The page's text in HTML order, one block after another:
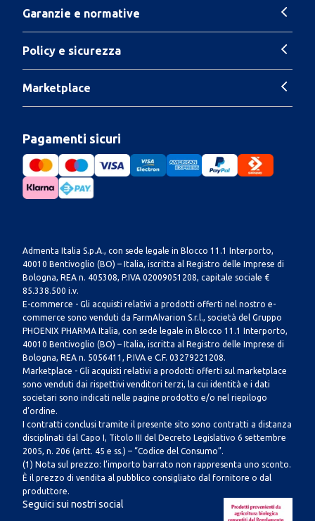
Garanzie e normative
Policy e sicurezza
Marketplace
Pagamenti sicuri
Admenta Italia S.p.A., con sede legale in Blocco 11.1 Interporto,
40010 Bentivoglio (BO) – Italia, iscritta al Registro delle Imprese di
Bologna, REA n. 405308, P.IVA 02009051208, capitale sociale €
85.338.500 i.v.
E-commerce - Gli acquisti relativi a prodotti offerti nel nostro e-
commerce sono venduti da FarmAlvarion S.r.l., società del Gruppo
PHOENIX PHARMA Italia, con sede legale in Blocco 11.1 Interporto,
40010 Bentivoglio (BO) – Italia, iscritta al Registro delle Imprese di
Bologna, REA n. 5056411, P.IVA e C.F. 03279221208.
Marketplace - Gli acquisti relativi a prodotti offerti sul marketplace
sono venduti dai rispettivi venditori terzi, la cui identità e i dati
societari sono indicati nelle pagine prodotto e/o nel riepilogo
d’ordine.
I contratti conclusi tramite il presente sito sono contratti a distanza
disciplinati dal Capo I, Titolo III del Decreto Legislativo 6 settembre
2005, n. 206 (artt. 45 e ss.) – “Codice del Consumo”.
(1) Nota sul prezzo: l’importo barrato non rappresenta uno sconto.
È il prezzo di vendita al pubblico consigliato dal fornitore o dal
produttore.
Seguici sui nostri social